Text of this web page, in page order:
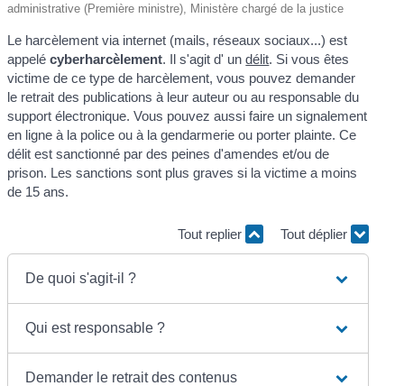
administrative (Première ministre), Ministère chargé de la justice
Le harcèlement via internet (mails, réseaux sociaux...) est
appelécyberharcèlement. Il s'agit d' undélit. Si vous êtes
victime de ce type de harcèlement, vous pouvez demander
le retrait des publications à leur auteur ou au responsable du
support électronique. Vous pouvez aussi faire un signalement
en ligne à la police ou à la gendarmerie ou porter plainte. Ce
délit est sanctionné par des peines d'amendes et/ou de
prison. Les sanctions sont plus graves si la victime a moins
de 15 ans.
Tout replier Tout déplier
De quoi s'agit-il ?
Qui est responsable ?
Demander le retrait des contenus